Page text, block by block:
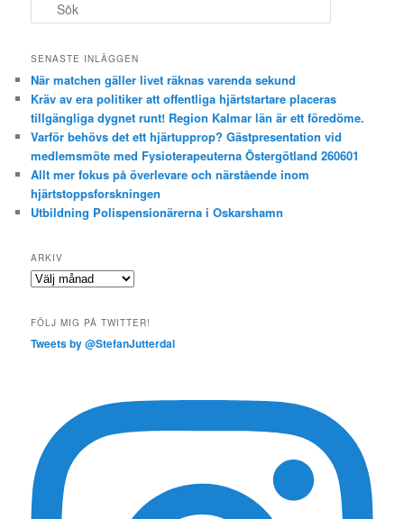
ö
SENASTE INLÄGGEN
När matchen gäller livet räknas varenda sekund
Kräv av era politiker att offentliga hjärtstartare placeras
tillgängliga dygnet runt! Region Kalmar län är ett föredöme.
Varför behövs det ett hjärtupprop? Gästpresentation vid
medlemsmöte med Fysioterapeuterna Östergötland 260601
Allt mer fokus på överlevare och närstående inom
hjärtstoppsforskningen
Utbildning Polispensionärerna i Oskarshamn
ARKIV
Arkiv
FÖLJ MIG PÅ TWITTER!
Tweets by @StefanJutterdal